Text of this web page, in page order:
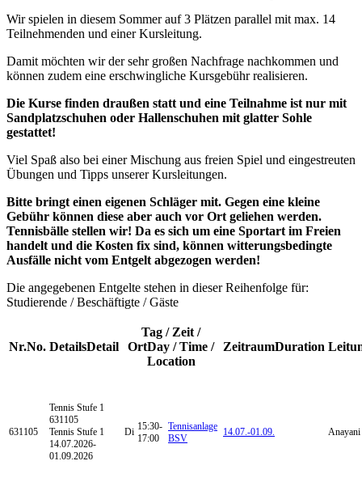
Wir spielen in diesem Sommer auf 3 Plätzen parallel mit max. 14
Teilnehmenden und einer Kursleitung.
Damit möchten wir der sehr großen Nachfrage nachkommen und
können zudem eine erschwingliche Kursgebühr realisieren.
Die Kurse finden draußen statt und eine Teilnahme ist nur mit
Sandplatzschuhen oder Hallenschuhen mit glatter Sohle
gestattet!
Viel Spaß also bei einer Mischung aus freien Spiel und eingestreuten
Übungen und Tipps unserer Kursleitungen.
Bitte bringt einen eigenen Schläger mit. Gegen eine kleine
Gebühr können diese aber auch vor Ort geliehen werden.
Tennisbälle stellen wir! Da es sich um eine Sportart im Freien
handelt und die Kosten fix sind, können witterungsbedingte
Ausfälle nicht vom Entgelt abgezogen werden!
Die angegebenen Entgelte stehen in dieser Reihenfolge für:
Studierende / Beschäftigte / Gäste
Nr.No. DetailsDetail
Tag / Zeit /
OrtDay / Time /
Location
ZeitraumDuration
631105
Tennis Stufe 1
631105
Tennis Stufe 1
14.07.2026-
01.09.2026
Di 15:30-
17:00
Tennisanlage
BSV
14.07.-01.09.